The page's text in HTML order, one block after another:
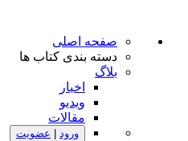
صفحه اصلی
دسته بندی کتاب ها
بلاگ
اخبار
ویدیو
مقالات
ورود عضویت